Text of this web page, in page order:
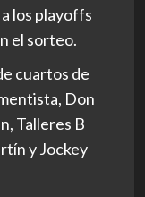
los playoffs
el sorteo.
cuartos de
Don
Talleres B
y Jockey